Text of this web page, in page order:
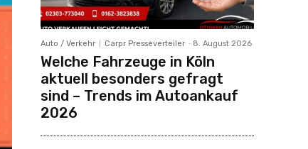
Auto / Verkehr Carpr Presseverteiler - 8. August 2026
Welche Fahrzeuge in Köln
aktuell besonders gefragt
sind – Trends im Autoankauf
2026